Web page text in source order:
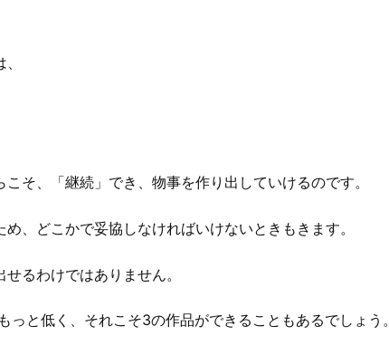
そ、「継続」でき、物事を作り出していけるのです。
、どこかで妥協しなければいけないときもきます。
るわけではありません。
と低く、それこそ3の作品ができることもあるでしょう。